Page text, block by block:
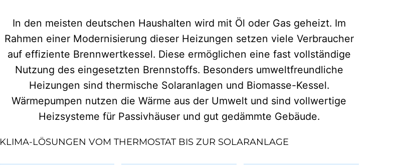
In den meisten deutschen Haushalten wird mit Öl oder Gas geheizt. Im
Rahmen einer Modernisierung dieser Heizungen setzen viele Verbraucher
auf effiziente Brennwertkessel. Diese ermöglichen eine fast vollständige
Nutzung des eingesetzten Brennstoffs. Besonders umweltfreundliche
Heizungen sind thermische Solaranlagen und Biomasse-Kessel.
Wärmepumpen nutzen die Wärme aus der Umwelt und sind vollwertige
Heizsysteme für Passivhäuser und gut gedämmte Gebäude.
KLIMA-LÖSUNGEN VOM THERMOSTAT BIS ZUR SOLARANLAGE